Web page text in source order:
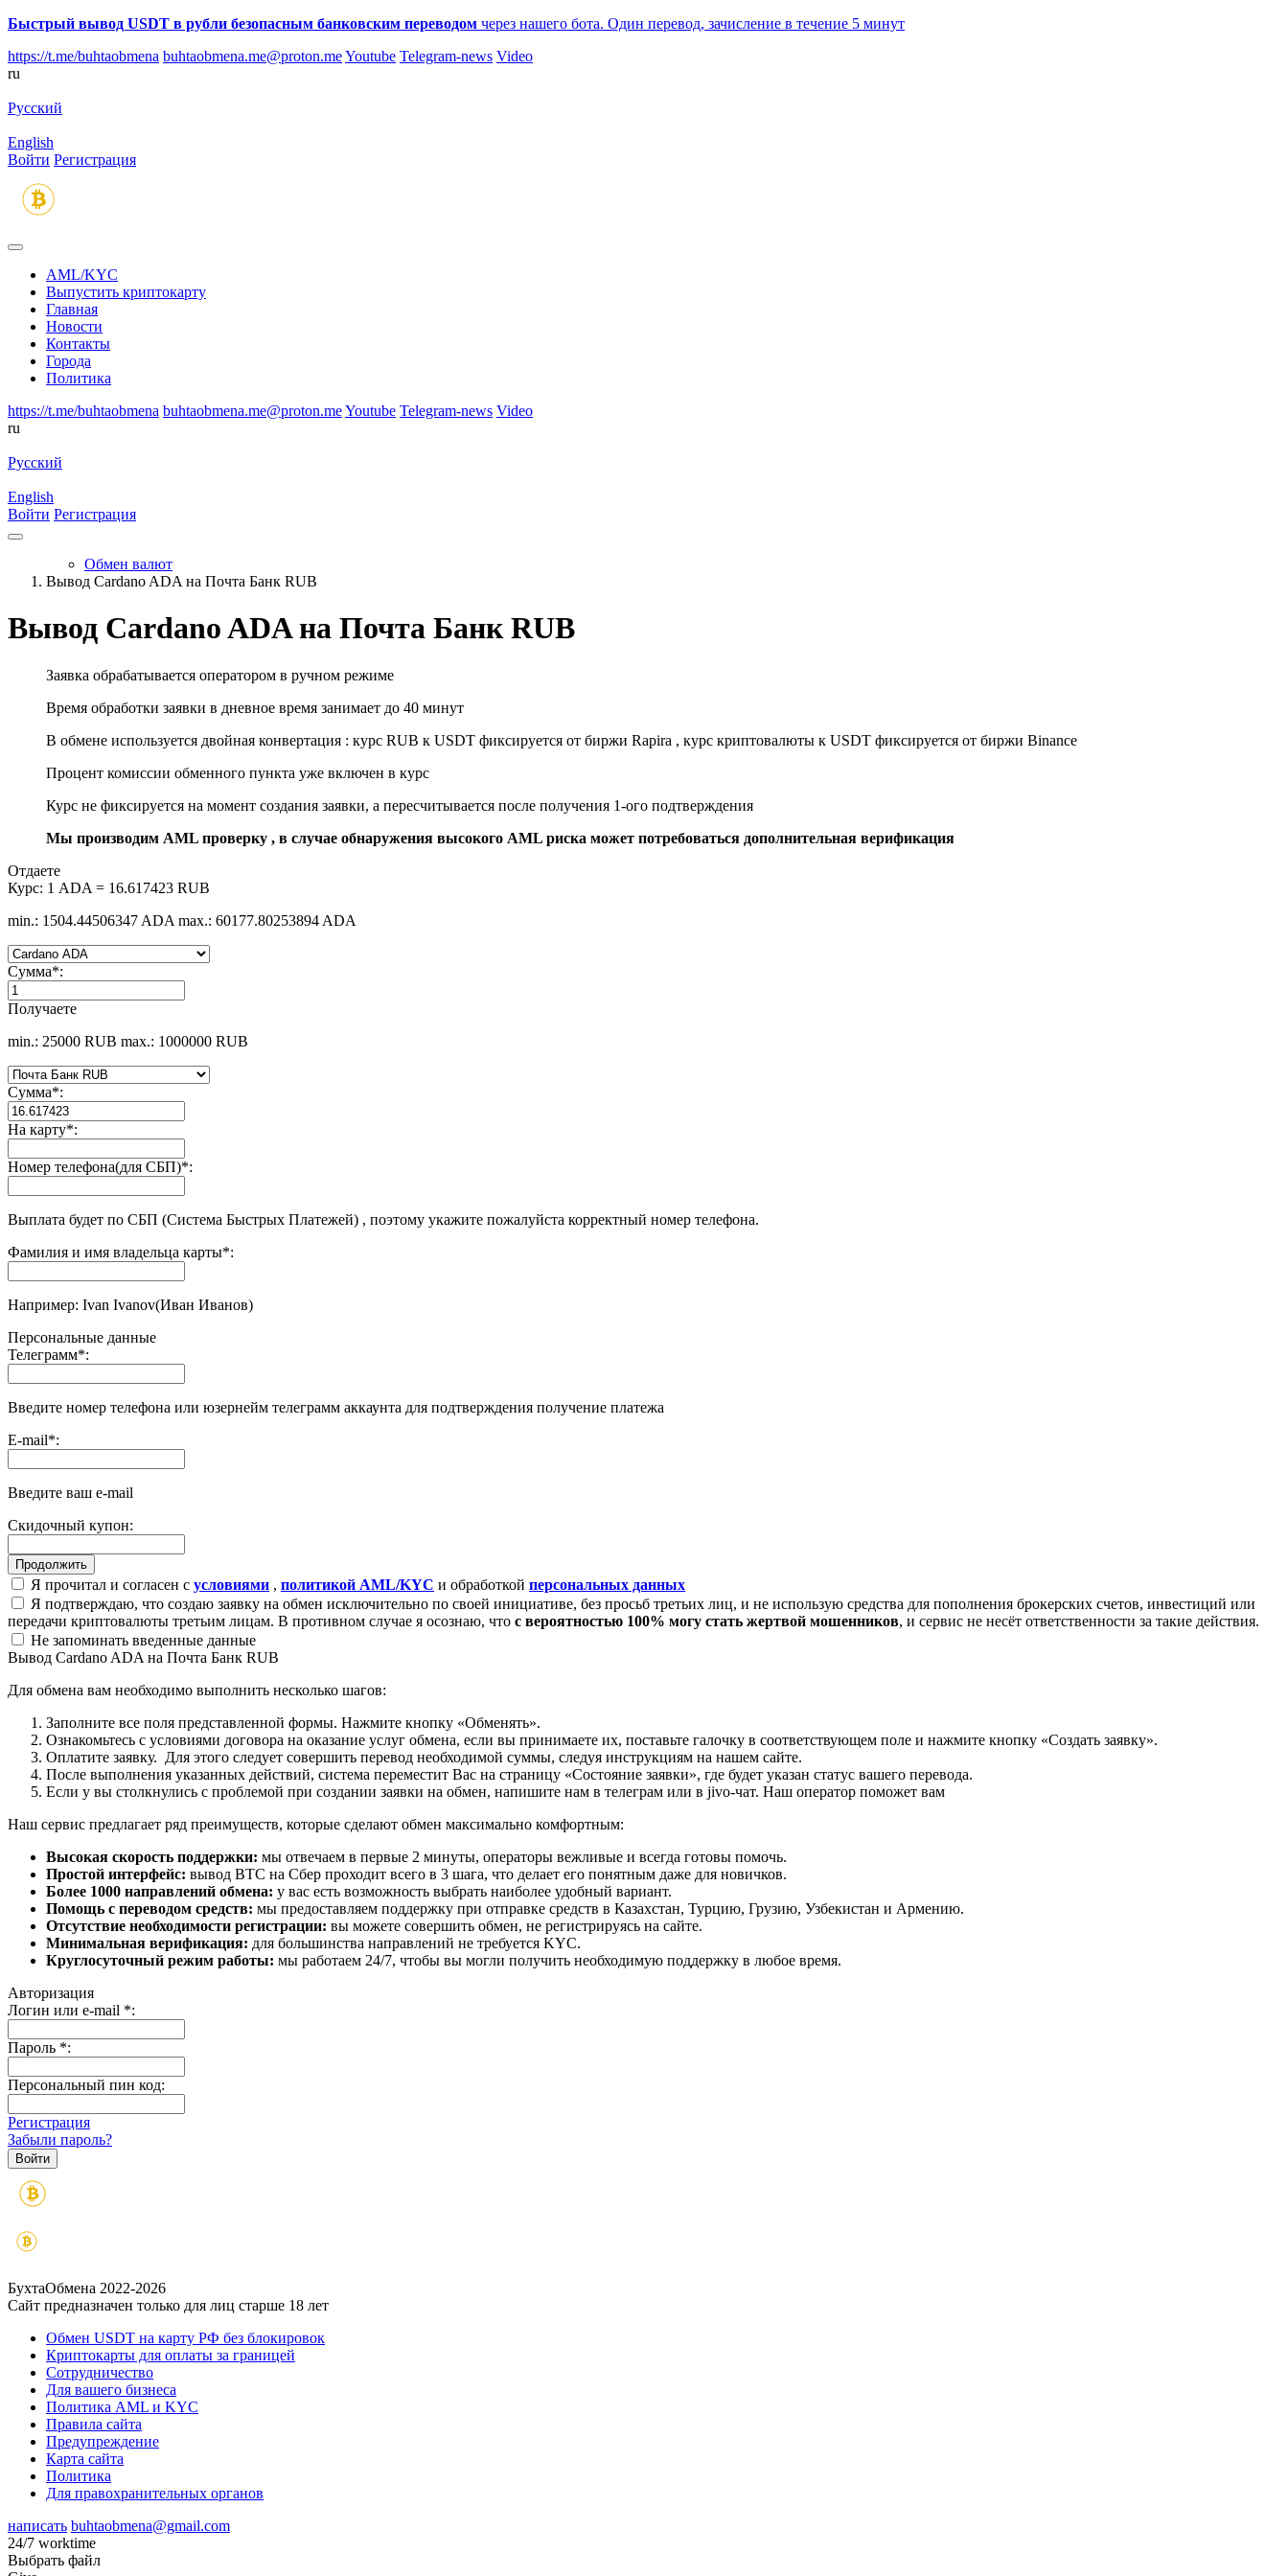
Быстрый вывод USDT в рубли безопасным банковским переводом через нашего бота. Один перевод, зачисление в течение 5 минут
https://t.me/buhtaobmena buhtaobmena.me@proton.meYoutube Telegram-news Video
ru
Русский
English
Войти Регистрация
AML/KYC
Выпустить криптокарту
Главная
Новости
Контакты
Города
Политика
https://t.me/buhtaobmena buhtaobmena.me@proton.meYoutube Telegram-news Video
ru
Русский
English
Войти Регистрация
Обмен валют
Вывод Cardano ADA на Почта Банк RUB
Вывод Cardano ADA на Почта Банк RUB
Заявка обрабатывается оператором в ручном режиме
Время обработки заявки в дневное время занимает до 40 минут
В обмене используется двойная конвертация : курс RUB к USDT фиксируется от биржи Rapira , курс криптовалюты к USDT фиксируется от биржи Binance
Процент комиссии обменного пункта уже включен в курс
Курс не фиксируется на момент создания заявки, а пересчитывается после получения 1-ого подтверждения
Мы производим AML проверку , в случае обнаружения высокого AML риска может потребоваться дополнительная верификация
Отдаете
Курс: 1 ADA = 16.617423 RUB
min.: 1504.44506347 ADA max.: 60177.80253894 ADA
Сумма*:
Получаете
min.: 25000 RUB max.: 1000000 RUB
Сумма*:
На карту*:
Номер телефона(для СБП)*:
Выплата будет по СБП (Система Быстрых Платежей) , поэтому укажите пожалуйста корректный номер телефона.
Фамилия и имя владельца карты*:
Например: Ivan Ivanov(Иван Иванов)
Персональные данные
Телеграмм*:
Введите номер телефона или юзернейм телеграмм аккаунта для подтверждения получение платежа
E-mail*:
Введите ваш e-mail
Скидочный купон:
Я прочитал и согласен с условиями , политикой AML/KYC и обработкой персональных данных
Я подтверждаю, что создаю заявку на обмен исключительно по своей инициативе, без просьб третьих лиц, и не использую средства для пополнения брокерских счетов, инвестиций или
передачи криптовалюты третьим лицам. В противном случае я осознаю, что с вероятностью 100% могу стать жертвой мошенников, и сервис не несёт ответственности за такие действия.
Не запоминать введенные данные
Вывод Cardano ADA на Почта Банк RUB
Для обмена вам необходимо выполнить несколько шагов:
Заполните все поля представленной формы. Нажмите кнопку «Обменять».
Ознакомьтесь с условиями договора на оказание услуг обмена, если вы принимаете их, поставьте галочку в соответствующем поле и нажмите кнопку «Создать заявку».
Оплатите заявку. Для этого следует совершить перевод необходимой суммы, следуя инструкциям на нашем сайте.
После выполнения указанных действий, система переместит Вас на страницу «Состояние заявки», где будет указан статус вашего перевода.
Если у вы столкнулись с проблемой при создании заявки на обмен, напишите нам в телеграм или в jivo-чат. Наш оператор поможет вам
Наш сервис предлагает ряд преимуществ, которые сделают обмен максимально комфортным:
Высокая скорость поддержки: мы отвечаем в первые 2 минуты, операторы вежливые и всегда готовы помочь.
Простой интерфейс: вывод BTC на Сбер проходит всего в 3 шага, что делает его понятным даже для новичков.
Более 1000 направлений обмена: у вас есть возможность выбрать наиболее удобный вариант.
Помощь с переводом средств: мы предоставляем поддержку при отправке средств в Казахстан, Турцию, Грузию, Узбекистан и Армению.
Отсутствие необходимости регистрации: вы можете совершить обмен, не регистрируясь на сайте.
Минимальная верификация: для большинства направлений не требуется KYC.
Круглосуточный режим работы: мы работаем 24/7, чтобы вы могли получить необходимую поддержку в любое время.
Авторизация
Логин или e-mail *:
Пароль *:
Персональный пин код:
Регистрация
Забыли пароль?
БухтаОбмена 2022-2026
Сайт предназначен только для лиц старше 18 лет
Обмен USDT на карту РФ без блокировок
Криптокарты для оплаты за границей
Сотрудничество
Для вашего бизнеса
Политика AML и KYC
Правила сайта
Предупреждение
Карта сайта
Политика
Для правохранительных органов
написать buhtaobmena@gmail.com
24/7 worktime
Выбрать файл